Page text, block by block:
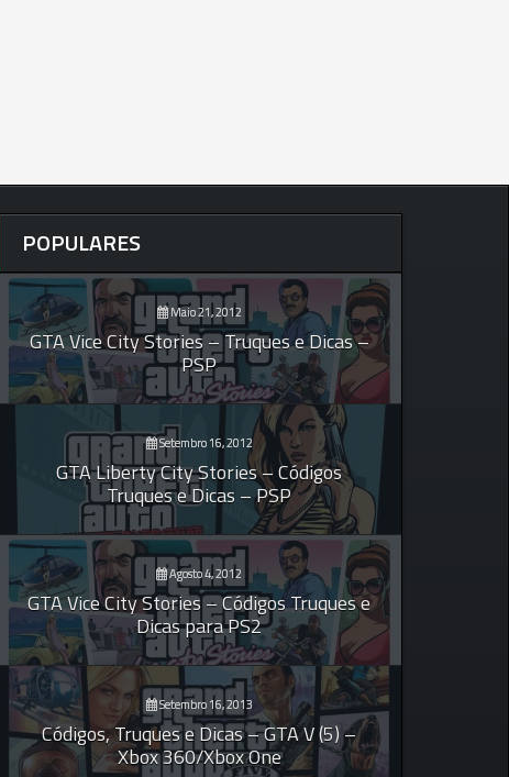
POPULARES
Maio 21, 2012
GTA Vice City Stories – Truques e Dicas –
PSP
Setembro 16, 2012
GTA Liberty City Stories – Códigos
Truques e Dicas – PSP
Agosto 4, 2012
GTA Vice City Stories – Códigos Truques e
Dicas para PS2
Setembro 16, 2013
Códigos, Truques e Dicas – GTA V (5) –
Xbox 360/Xbox One